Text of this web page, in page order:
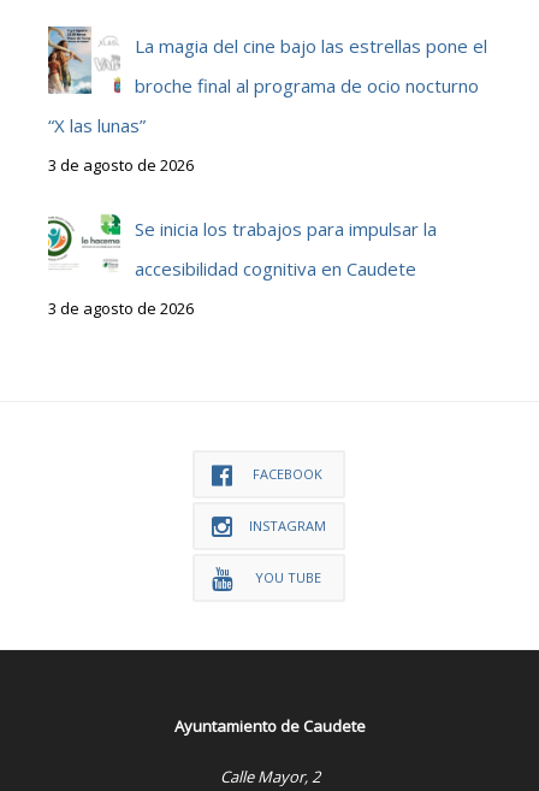
La magia del cine bajo las estrellas pone el
broche final al programa de ocio nocturno
“X las lunas”
3 de agosto de 2026
Se inicia los trabajos para impulsar la
accesibilidad cognitiva en Caudete
3 de agosto de 2026
FACEBOOK
INSTAGRAM
YOU TUBE
Ayuntamiento de Caudete
Calle Mayor, 2